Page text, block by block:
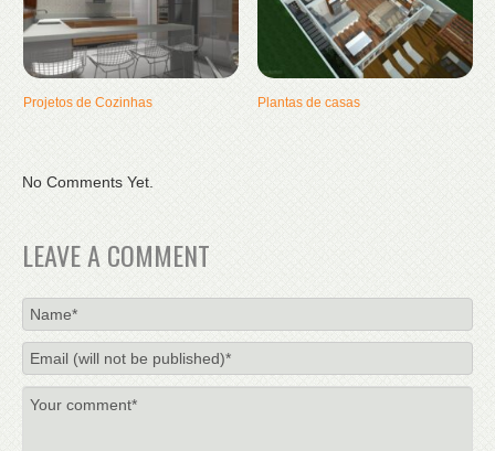
Projetos de Cozinhas Plantas de casas
No Comments Yet.
LEAVE A COMMENT